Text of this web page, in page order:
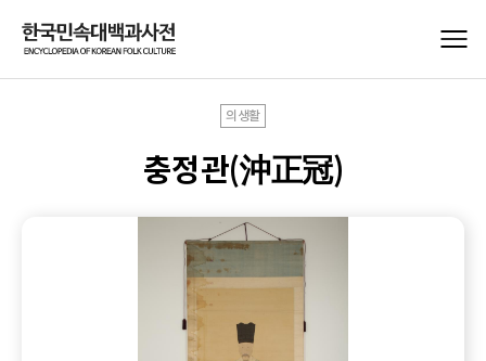
의생활
충정관(沖正冠)